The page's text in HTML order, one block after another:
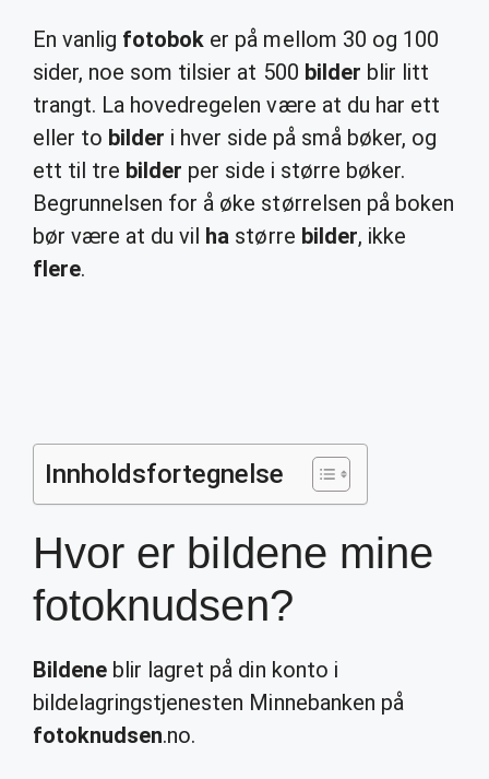
En vanlig fotobok er på mellom 30 og 100
sider, noe som tilsier at 500 bilder blir litt
trangt. La hovedregelen være at du har ett
eller to bilder i hver side på små bøker, og
ett til tre bilder per side i større bøker.
Begrunnelsen for å øke størrelsen på boken
bør være at du vil ha større bilder, ikke
flere.
Innholdsfortegnelse
Hvor er bildene mine
fotoknudsen?
Bildene blir lagret på din konto i
bildelagringstjenesten Minnebanken på
fotoknudsen.no.